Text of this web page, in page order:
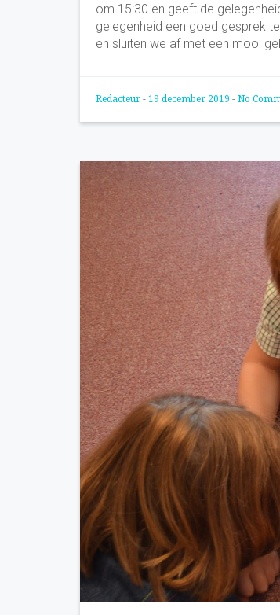
om 15:30 en geeft de
gelegenheid een goed gesprek
en sluiten we af met een mooi
Redacteur - 19 december 2019 - No